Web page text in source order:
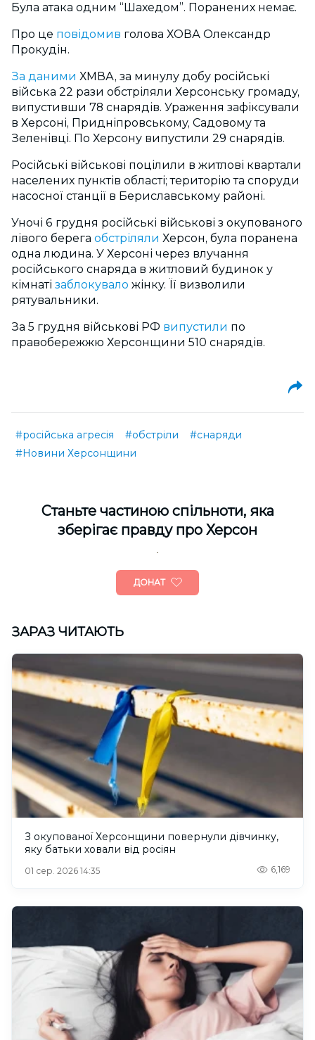
Була атака одним “Шахедом”. Поранених немає.
Про це повідомив голова ХОВА Олександр
Прокудін.
За даними ХМВА, за минулу добу російські
війська 22 рази обстріляли Херсонську громаду,
випустивши 78 снарядів. Ураження зафіксували
в Херсоні, Придніпровському, Садовому та
Зеленівці. По Херсону випустили 29 снарядів.
Російські військові поцілили в житлові квартали
населених пунктів області; територію та споруди
насосної станції в Бериславському районі.
Уночі 6 грудня російські військові з окупованого
лівого берега обстріляли Херсон, була поранена
одна людина. У Херсоні через влучання
російського снаряда в житловий будинок у
кімнаті заблокувало жінку. Її визволили
рятувальники.
За 5 грудня військові РФ випустили по
правобережжю Херсонщини 510 снарядів.
#російська агресія #обстріли
#снаряди
#Новини Херсонщини
Cтаньте частиною спільноти, яка
зберігає правду про Херсон
ДОНАТ
ЗАРАЗ ЧИТАЮТЬ
З окупованої Херсонщини повернули дівчинку,
яку батьки ховали від росіян
01 сер. 2026 14:35 6,169